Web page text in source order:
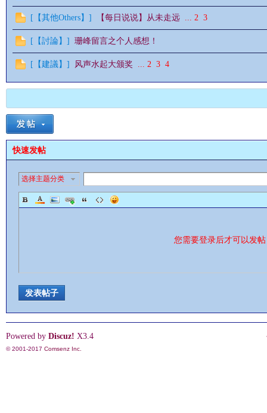
[ 【其他Others】 ] 【每日说说】从未走远 ... 2 3
[ 【討論】 ] 珊峰留言之个人感想！
[ 【建議】 ] 风声水起大颁奖 ... 2 3 4
快速发帖
选择主题分类
您需要登录后才可以发
发表帖子
Powered by Discuz! X3.4
© 2001-2017 Comsenz Inc.